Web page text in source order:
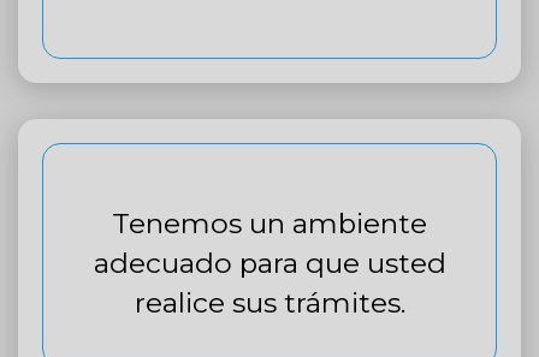
Tenemos un ambiente
adecuado para que usted
realice sus trámites.